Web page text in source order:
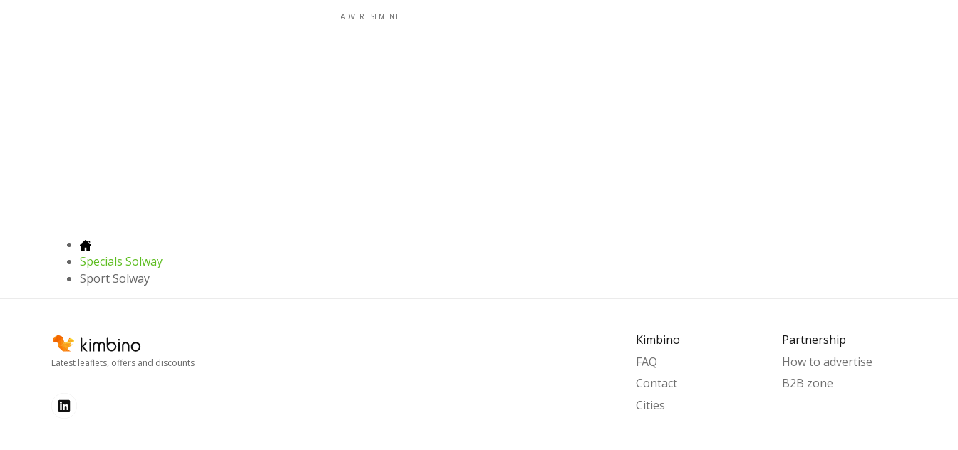
ADVERTISEMENT
Specials Solway
Sport Solway
Latest leaflets, offers and discounts
Kimbino
FAQ
Contact
Cities
Partnership
How to advertise
B2B zone